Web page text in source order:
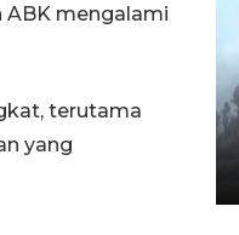
ABK mengalami
terutama
yang
padamkan